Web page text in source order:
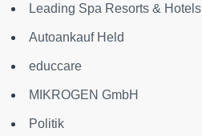
Leading Spa Resorts & Hotels
Autoankauf Held
educcare
MIKROGEN GmbH
Politik